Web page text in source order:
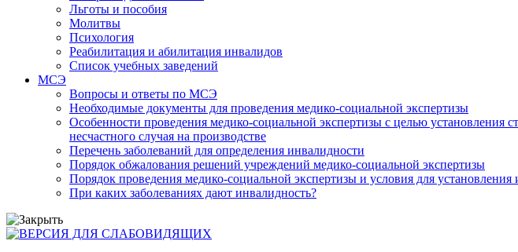
Льготы и пособия
Молитвы
Психология
Реабилитация и абилитация инвалидов
Список учебных заведений
МСЭ
Вопросы и ответы по МСЭ
Необходимые документы для проведения медико-социальной экспертизы
Особенности проведения медико-социальной экспертизы с целью установления
несчастного случая на производстве
Перечень заболеваний для определения инвалидности
Порядок обжалования решений учреждений медико-социальной экспертизы
Порядок проведения медико-социальной экспертизы и условия для установления
При каких заболеваниях дают инвалидность?